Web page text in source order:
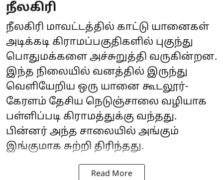
நீலகிரி
நீலகிரி மாவட்டத்தில் காட்டு யானைகள்
அடிக்கடி கிராமப்பகுதிகளில் புகுந்து
பொதுமக்களை அச்சுறுத்தி வருகின்றன.
இந்த நிலையில் வனத்தில் இருந்து
வெளியேறிய ஒரு யானை கூடலூர்-
கேரளம் தேசிய நெடுஞ்சாலை வழியாக
பள்ளிப்படி கிராமத்துக்கு வந்தது.
பின்னர் அந்த சாலையில் அங்கும்
இங்குமாக சுற்றி திரிந்தது.
Read More